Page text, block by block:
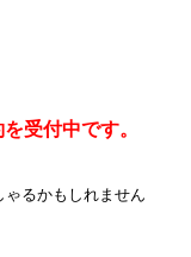
受付中です。
るかもしれません